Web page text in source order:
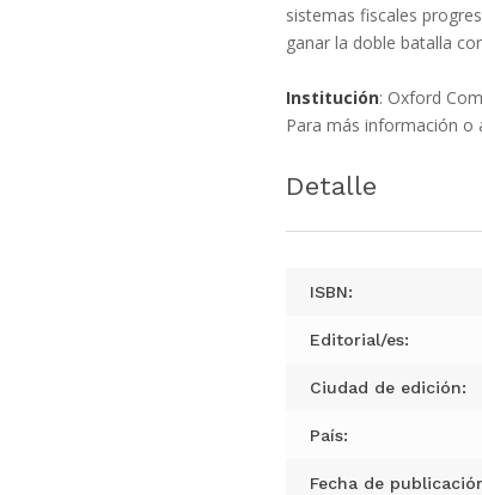
sistemas fiscales
ganar la doble batalla
Institución: Oxford
Para más información o
Detalle
ISBN:
Editorial/es:
Ciudad de edición:
País:
Fecha de